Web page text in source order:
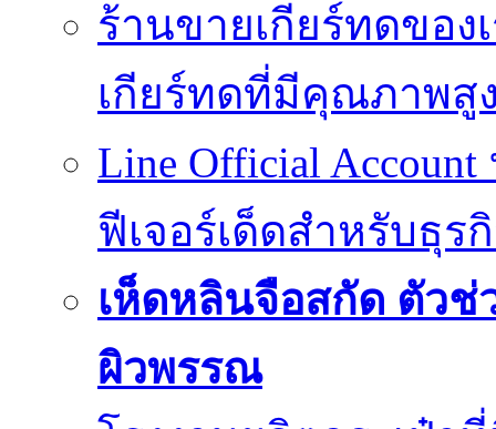
ร้านขายเกียร์ทดของ
เกียร์ทดที่มีคุณภาพสู
Line Official
ฟีเจอร์เด็ดสำหรับธุร
เห็ดหลินจือสกัด ตัว
ผิวพรรณ